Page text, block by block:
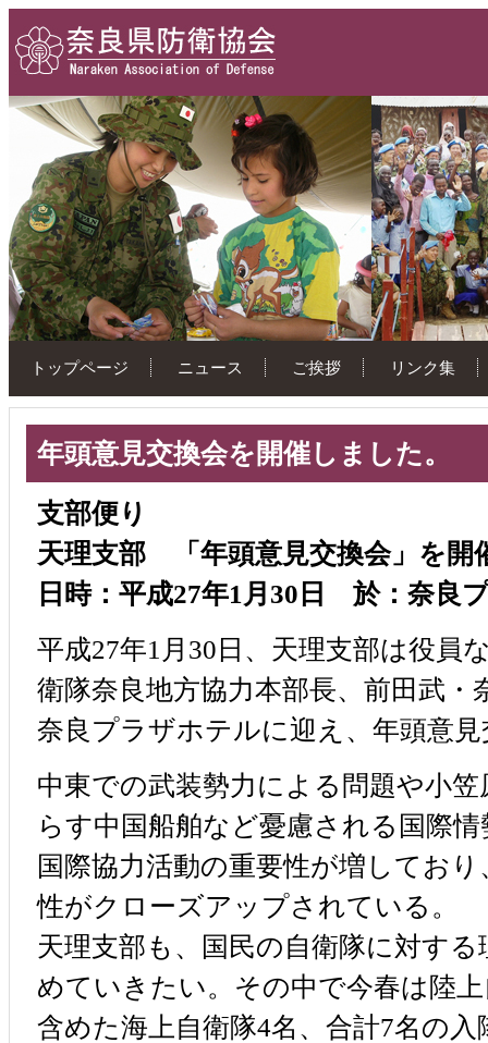
トップページ ニュース ご挨拶 リンク集
年頭意見交換会を開催しました。
支部便り
天理支部 「年頭意見交換会」を開
日時：平成27年1月30日 於：奈良
平成27年1月30日、天理支部は役員
衛隊奈良地方協力本部長、前田武・
奈良プラザホテルに迎え、年頭意
中東での武装勢力による問題や小
らす中国船舶など憂慮される国際
国際協力活動の重要性が増してお
性がクローズアップされている。
天理支部も、国民の自衛隊に対す
めていきたい。その中で今春は陸
含めた海上自衛隊4名、合計7名の